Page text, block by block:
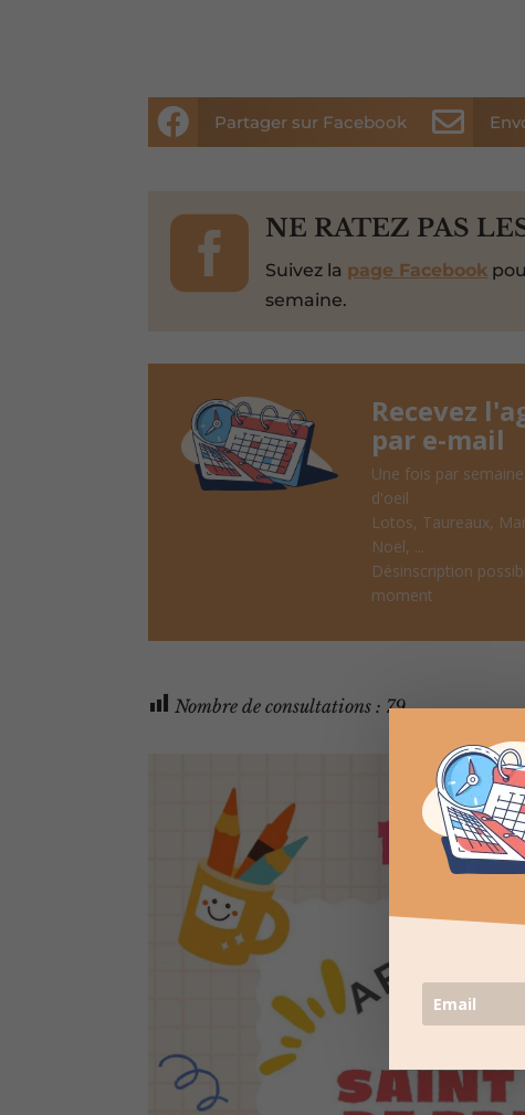
 Partager sur Facebook 
 NE RATEZ PAS
Suivez la page Facebook
semaine.
Recevez
par e-mail
Une fois par
d'oeil
Lotos, Taureaux,
Noël, ...
Désinscription
moment
Nombre de consultations : 79